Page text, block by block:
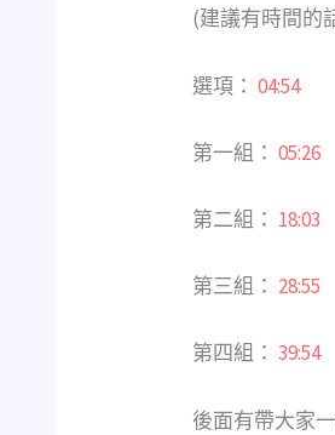
(建議有時間的
選項： 04:54
第一組： 05:26
第二組： 18:03
第三組： 28:55
第四組： 39:54
後面有帶大家